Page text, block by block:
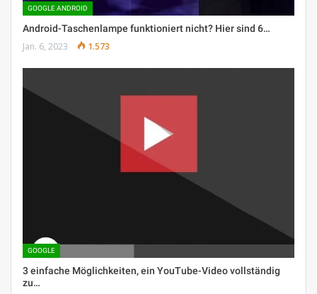
GOOGLE ANDROID
Android-Taschenlampe funktioniert nicht? Hier sind 6…
Jan. 6, 2023 1.573
GOOGLE
3 einfache Möglichkeiten, ein YouTube-Video vollständig
zu…